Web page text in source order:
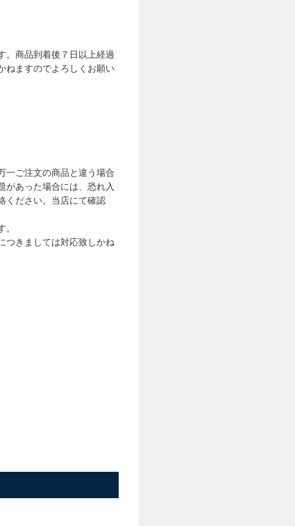
。商品到着後７日以上経過
ねますのでよろしくお願い
一ご注文の商品と違う場合
があった場合には、恐れ入
ください。当店にて確認
つきましては対応致しかね